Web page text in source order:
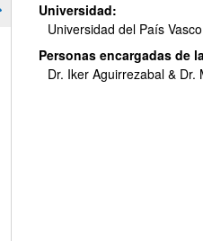
Mostrar/ocultar subpáginas
Universidad:
Universidad del País
Personas encargadas de
Dr. Iker Aguirrezabal & Dr.